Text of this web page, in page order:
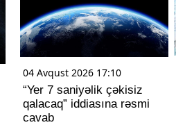
04 Avqust 2026 17:10
“Yer 7 saniyəlik çəkisiz
qalacaq” iddiasına rəsmi
cavab